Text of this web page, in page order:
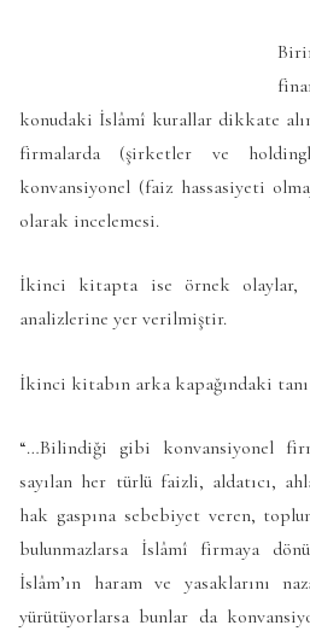
konudaki İslâmî kurallar dikkate
firmalarda (şirketler ve
konvansiyonel (faiz hassasiyeti
olarak incelemesi.
İkinci kitapta ise örnek olaylar,
analizlerine yer verilmiştir.
İkinci kitabın arka kapağındaki
“…Bilindiği gibi konvansiyonel
sayılan her türlü faizli, aldatıcı,
hak gaspına sebebiyet veren,
bulunmazlarsa İslâmî firmaya
İslâm’ın haram ve yasaklarını
yürütüyorlarsa bunlar da